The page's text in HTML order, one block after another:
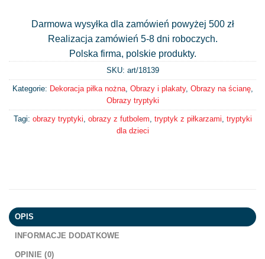
Darmowa wysyłka dla zamówień powyżej 500 zł
Realizacja zamówień 5-8 dni roboczych.
Polska firma, polskie produkty.
SKU: art/18139
Kategorie: Dekoracja piłka nożna, Obrazy i plakaty, Obrazy na ścianę,
Obrazy tryptyki
Tagi: obrazy tryptyki obrazy z futbolem tryptyk z piłkarzami tryptyki
dla dzieci
OPIS
INFORMACJE DODATKOWE
OPINIE (0)